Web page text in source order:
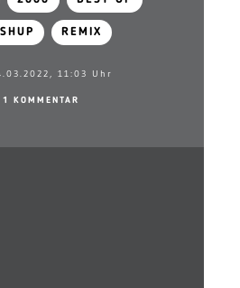
REMIX
11:03 Uhr
1 KOMMENTAR